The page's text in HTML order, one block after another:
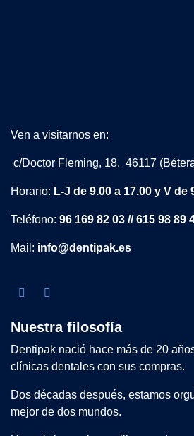
Ven a visitarnos en:
c/Doctor Fleming, 18. 46117
Horario: L-J de 9.00 a 17.00 y V de
Teléfono: 96 169 82 03 // 615 98 89
Mail: info@dentipak.es
Nuestra filosofía
Dentipak nació hace más de 20
clínicas dentales con sus compras.
Dos décadas después, estamos
mejor de dos mundos.